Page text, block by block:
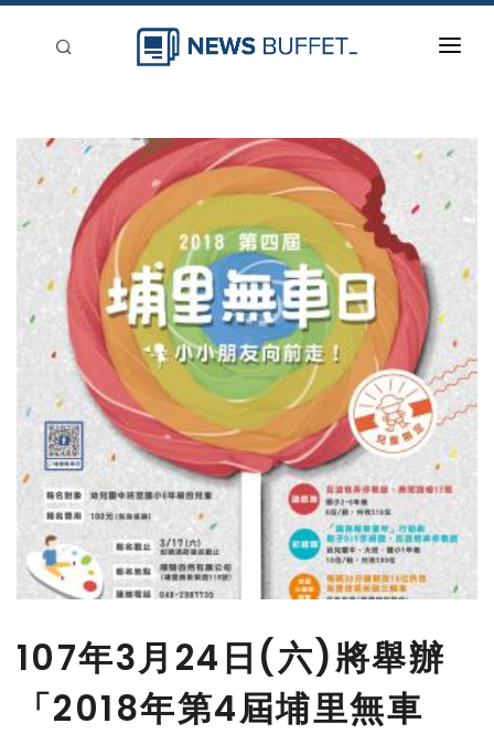
新聞稿分類
登入
刊登
107年3月24日(六)將舉辦
「2018年第4屆埔里無車